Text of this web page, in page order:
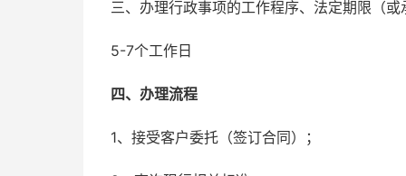
三、办理行政事项的工作程序、法定期限（或
5-7个工作日
四、办理流程
1、接受客户委托（签订合同）；